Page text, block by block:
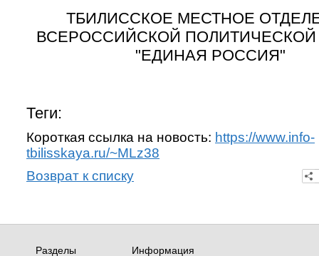
ТБИЛИССКОЕ МЕСТНОЕ
ВСЕРОССИЙСКОЙ ПОЛИТИЧЕСКОЙ
"ЕДИНАЯ РОССИЯ"
Теги:
Короткая ссылка на новость: https://www.info-
tbilisskaya.ru/~MLz38
Возврат к списку
Разделы Информация